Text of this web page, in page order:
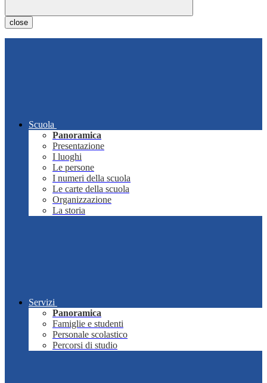
close
Scuola
Panoramica
Presentazione
I luoghi
Le persone
I numeri della scuola
Le carte della scuola
Organizzazione
La storia
Servizi
Panoramica
Famiglie e studenti
Personale scolastico
Percorsi di studio